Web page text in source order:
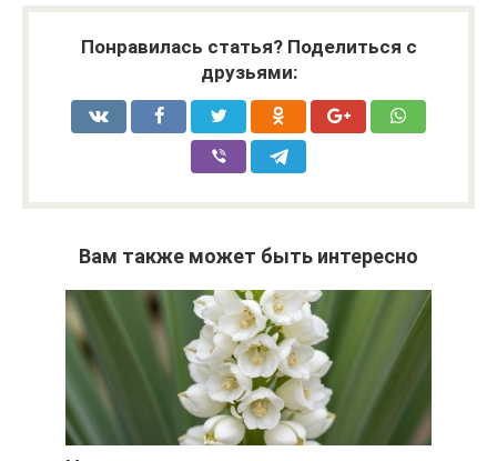
Понравилась статья? Поделиться с
друзьями:
Вам также может быть интересно